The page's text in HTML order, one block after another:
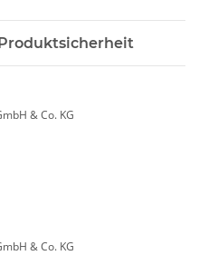
& Co. KG
& Co. KG